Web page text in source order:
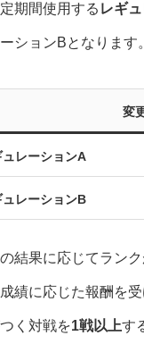
期間使用する レギ
ションBとなります。
変
ュレーションA
ュレーションB
結果に応じてラン
績に応じた報酬を
く対戦を1戦以上す